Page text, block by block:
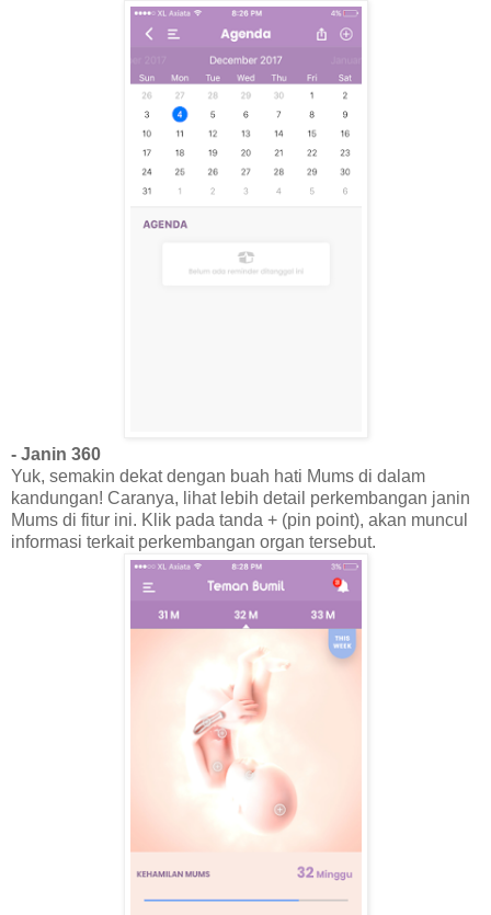
- Janin 360
Yuk, semakin dekat dengan buah hati Mums di dalam
kandungan! Caranya, lihat lebih detail perkembangan janin
Mums di fitur ini. Klik pada tanda + (pin point), akan muncul
informasi terkait perkembangan organ tersebut.